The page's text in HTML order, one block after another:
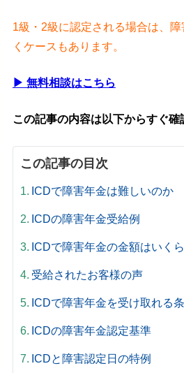
1級・2級に認定される場合は、
くケースもあります。
▶ 無料相談はこちら
この記事の内容は以下からすぐ確
この記事の目次
ICDで障害年金は難しいのか
ICDの障害年金受給例
ICDで障害年金の金額はいく
受給されたお客様の声
ICDで障害年金を受け取れる
ICDの障害年金認定基準
ICDと障害認定日の特例